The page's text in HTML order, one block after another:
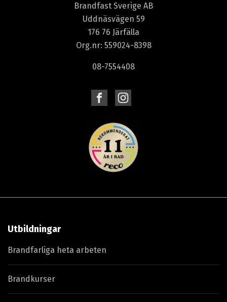
Brandfast Sverige AB
Uddnäsvägen 59
176 76 Järfälla
Org.nr: 559024-8398
08-7554408
Utbildningar
Brandfarliga heta arbeten
Brandkurser